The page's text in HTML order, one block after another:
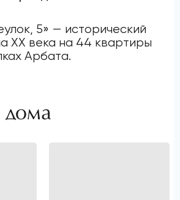
5» — исторический
XX века на 44 квартиры
Арбата.
дома